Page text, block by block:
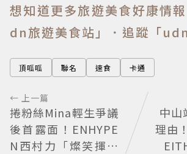
想知道更多旅遊美食好康情
dn旅遊美食站」
．追蹤「
頂呱呱 聯名 速食 卡通
← 上一篇
捲粉絲Mina輕生爭議
後首露面！ENHYPE
N西村力「燦笑揮手
中山
理由